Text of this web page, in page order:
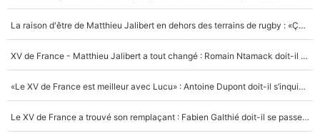
La raison d'être de Matthieu Jalibert en dehors des terrains de rugby : «Ça m'atteint autant que si tu touches à un membre de ma famille»
XV de France - Matthieu Jalibert a tout changé : Romain Ntamack doit-il s’inquiéter pour sa place à un an de la Coupe du monde ?
«Le XV de France est meilleur avec Lucu» : Antoine Dupont doit-il s’inquiéter pour sa place ?
Le XV de France a trouvé son remplaçant : Fabien Galthié doit-il se passer d'Antoine Dupont ?